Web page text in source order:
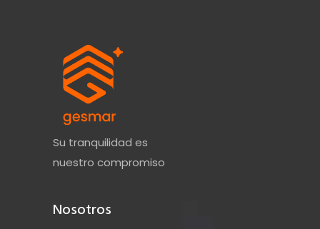
Su tranquilidad es
nuestro compromiso
Nosotros